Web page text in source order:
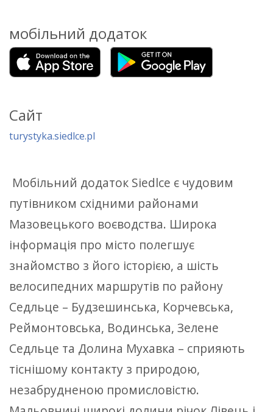
мобільний додаток
Сайт
turystyka.siedlce.pl
Мобільний додаток Siedlce є чудовим
путівником східними районами
Мазовецького воєводства. Широка
інформація про місто полегшує
знайомство з його історією, а шість
велосипедних маршрутів по району
Седльце – Будзешинська, Корчевська,
Реймонтовська, Водинська, Зелене
Седльце та Долина Мухавка – сприяють
тіснішому контакту з природою,
незабрудненою промисловістю.